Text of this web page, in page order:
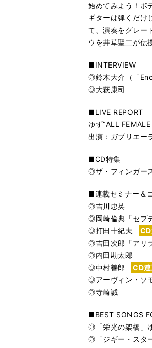
始めてみよう！ボ
ギターは弾くだけ
て、演奏をグレー
ウを井草聖二が伝
■INTERVIEW
◎鈴木大介（「
◎大萩康司
■LIVE REPORT
ゆず“ALL
出演：ガブリエー
■CD特集
◎ザ・フィンガー
■連載セミナー＆
◎吉川忠英
◎岡崎倫典「セプ
◎打田十紀夫
◎吉田次郎「アリ
◎内田勘太郎
◎中村善郎
CD
◎アーヴィン・ソ
◎寺崎誠
■BEST SONGS
◎「栄光の架橋」
◎「ジギー・スタ